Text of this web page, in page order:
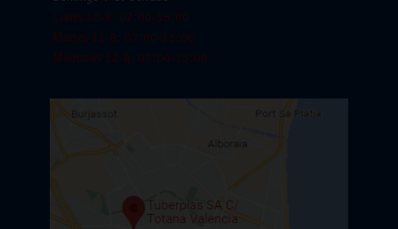
Lunes 10-8: 07:00-15:00
Martes 11-8: 07:00-15:00
Miercoles 12-8: 07:00-15:00